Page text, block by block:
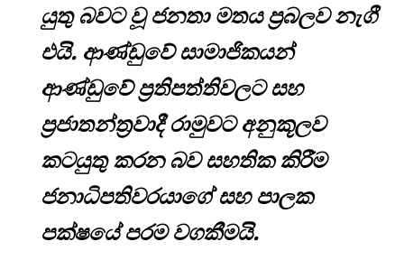
යුතු බවට වූ ජනතා මතය ප්‍රබලව නැගී
එයි. ආණ්ඩුවේ සාමාජිකයන්
ආණ්ඩුවේ ප්‍රතිපත්තිවලට සහ
ප්‍රජාතන්ත්‍රවාදී රාමුවට අනුකූලව
කටයුතු කරන බව සහතික කිරීම
ජනාධිපතිවරයාගේ සහ පාලක
පක්ෂයේ පරම වගකීමයි.